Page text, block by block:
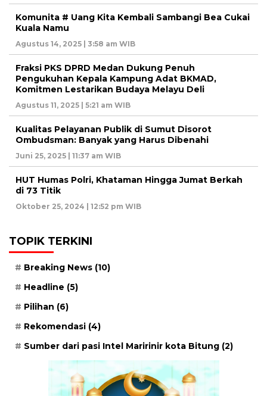
Komunita # Uang Kita Kembali Sambangi Bea Cukai
Kuala Namu
Agustus 14, 2025 | 3:58 am WIB
Fraksi PKS DPRD Medan Dukung Penuh
Pengukuhan Kepala Kampung Adat BKMAD,
Komitmen Lestarikan Budaya Melayu Deli
Agustus 11, 2025 | 5:21 am WIB
Kualitas Pelayanan Publik di Sumut Disorot
Ombudsman: Banyak yang Harus Dibenahi
Juni 25, 2025 | 11:37 am WIB
HUT Humas Polri, Khataman Hingga Jumat Berkah
di 73 Titik
Oktober 25, 2024 | 12:52 pm WIB
TOPIK TERKINI
Breaking News (10)
Headline (5)
Pilihan (6)
Rekomendasi (4)
Sumber dari pasi Intel Maririnir kota Bitung (2)